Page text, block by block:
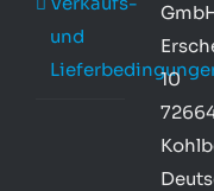
und
10